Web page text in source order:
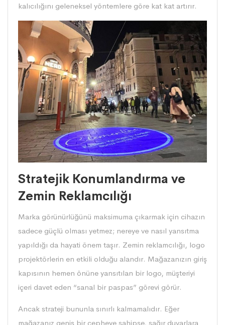
kalıcılığını geleneksel yöntemlere göre kat kat artırır.
Stratejik Konumlandırma ve
Zemin Reklamcılığı
Marka görünürlüğünü maksimuma çıkarmak için cihazın
sadece güçlü olması yetmez; nereye ve nasıl yansıtma
yapıldığı da hayati önem taşır. Zemin reklamcılığı, logo
projektörlerin en etkili olduğu alandır. Mağazanızın giriş
kapısının hemen önüne yansıtılan bir logo, müşteriyi
içeri davet eden “sanal bir paspas” görevi görür.
Ancak strateji bununla sınırlı kalmamalıdır. Eğer
mağazanız geniş bir cepheye sahipse, sağır duvarlara